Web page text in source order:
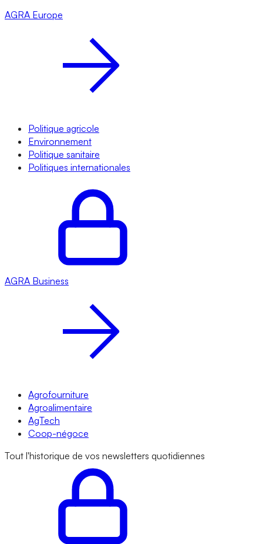
AGRA Europe
Politique agricole
Environnement
Politique sanitaire
Politiques internationales
AGRA Business
Agrofourniture
Agroalimentaire
AgTech
Coop-négoce
Tout l'historique de vos newsletters quotidiennes